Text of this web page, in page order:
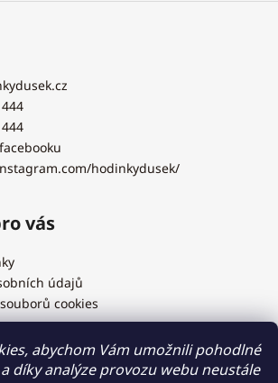
abychom Vám umožnili pohodlné
díky analýze provozu webu neustále
hodinkydusek/
vás
údajů
cookies
Hodinky Dušek.cz